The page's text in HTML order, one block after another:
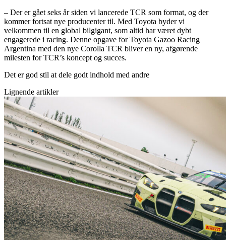
– Der er gået seks år siden vi lancerede TCR som format, og der
kommer fortsat nye producenter til. Med Toyota byder vi
velkommen til en global bilgigant, som altid har været dybt
engagerede i racing. Denne opgave for Toyota Gazoo Racing
Argentina med den nye Corolla TCR bliver en ny, afgørende
milesten for TCR’s koncept og succes.
Det er god stil at dele godt indhold med andre
Lignende artikler